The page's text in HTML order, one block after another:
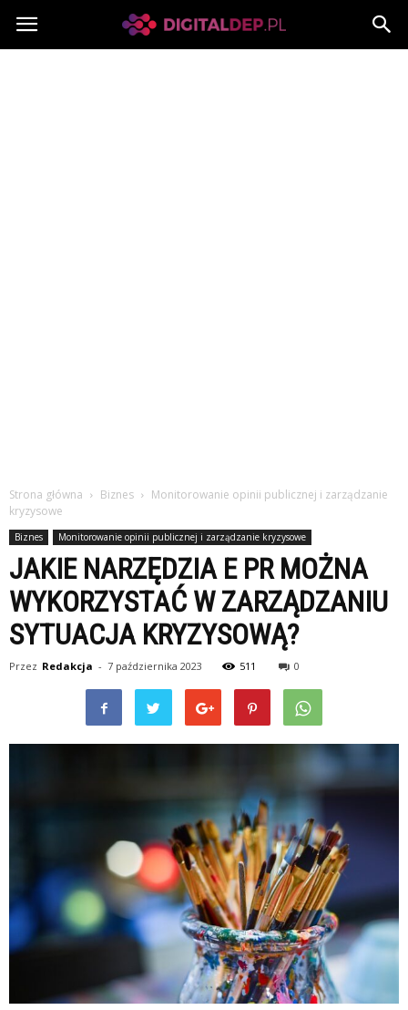
Digitaldep.pl
Strona główna Biznes
Monitorowanie opinii publicznej i zarządzanie
kryzysowe
Biznes Monitorowanie opinii publicznej i zarządzanie kryzysowe
JAKIE NARZĘDZIA E PR MOŻNA
WYKORZYSTAĆ W ZARZĄDZANIU
SYTUACJA KRYZYSOWĄ?
Przez Redakcja - 7 października 2023 511 0